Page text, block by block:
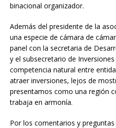
binacional organizador.
Además del presidente de la
una especie de cámara de
panel con la secretaria de
y el subsecretario de
competencia natural entre
atraer inversiones, lejos de
presentamos como una región
trabaja en armonía.
Por los comentarios y